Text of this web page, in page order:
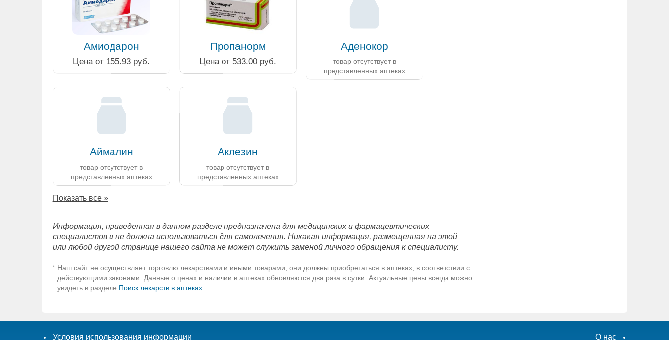
Амиодарон
Цена от 155.93 руб.
Пропанорм
Цена от 533.00 руб.
Аденокор
товар отсутствует в
представленных аптеках
Аймалин
товар отсутствует в
представленных аптеках
Аклезин
товар отсутствует в
представленных аптеках
Показать все »
Информация, приведенная в данном разделе предназначена для медицинских и фармацевтических
специалистов и не должна использоваться для самолечения. Никакая информация, размещенная на этой
или любой другой странице нашего сайта не может служить заменой личного обращения к специалисту.
* Наш сайт не осуществляет торговлю лекарствами и иными товарами, они должны приобретаться в аптеках, в соответствии с
действующими законами. Данные о ценах и наличии в аптеках обновляются два раза в сутки. Актуальные цены всегда можно
увидеть в разделе Поиск лекарств в аптеках.
Условия использования информации О нас